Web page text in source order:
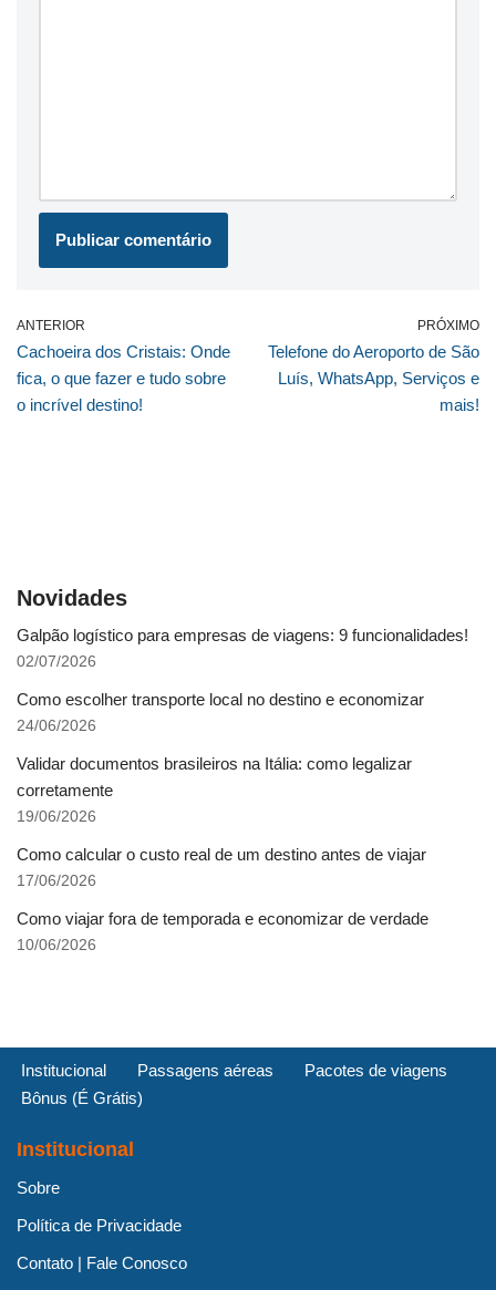
ANTERIOR
Cachoeira dos Cristais: Onde
fica, o que fazer e tudo sobre
o incrível destino!
PRÓXIMO
Telefone do Aeroporto de São
Luís, WhatsApp, Serviços e
mais!
Novidades
Galpão logístico para empresas de viagens: 9 funcionalidades!
02/07/2026
Como escolher transporte local no destino e economizar
24/06/2026
Validar documentos brasileiros na Itália: como legalizar
corretamente
19/06/2026
Como calcular o custo real de um destino antes de viajar
17/06/2026
Como viajar fora de temporada e economizar de verdade
10/06/2026
Institucional Passagens aéreas
Pacotes de viagens
Bônus (É Grátis)
Institucional
Sobre
Política de Privacidade
Contato | Fale Conosco